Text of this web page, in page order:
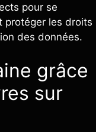
pour se
protéger les droits
des données.
grâce
sur